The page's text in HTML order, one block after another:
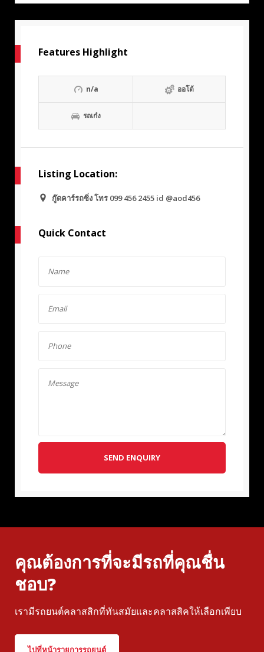
Features Highlight
n/a ออโต้
รถเก๋ง
Listing Location:
กู๊ดคาร์รถซิ่ง โทร 099 456 2455 id @aod456
Quick Contact
SEND ENQUIRY
คุณต้องการที่จะมีรถที่คุณชื่น
ชอบ?
เรามีรถยนต์คลาสสิกที่ทันสมัยและคลาสสิคให้เลือกเพียบ
ไปที่หน้ารายการรถยนต์